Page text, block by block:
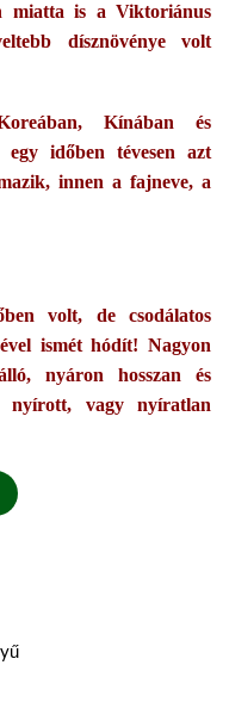
miatta is a Viktoriánus
dísznövénye volt
Kínában és
egy időben tévesen azt
innen a fajneve, a
volt, de csodálatos
ismét hódít! Nagyon
nyáron hosszan és
nyírott, vagy nyíratlan